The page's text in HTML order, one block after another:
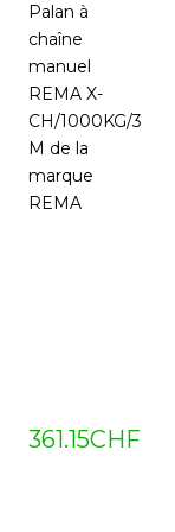
Palan à
chaîne
manuel
REMA X-
CH/1000KG/3
M de la
marque
REMA
361.15CHF